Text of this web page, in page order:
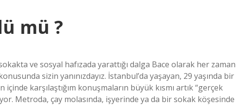
mü ?
ve sosyal hafızada yarattığı dalga Bace olarak her zaman
sizin yanınızdayız. İstanbul’da yaşayan, 29 yaşında bir
karşılaştığım konuşmaların büyük kısmı artık “gerçek
Metroda, çay molasında, işyerinde ya da bir sokak köşesinde